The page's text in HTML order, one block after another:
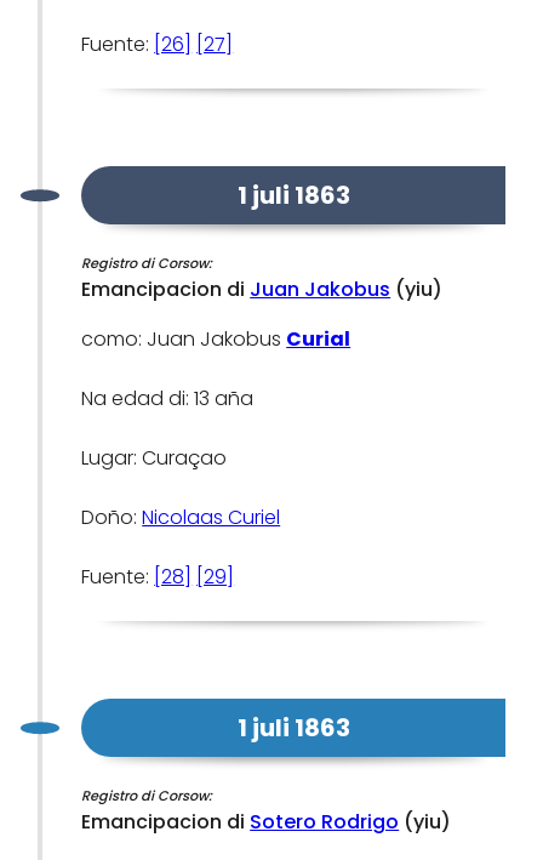
Fuente: [26] [27]
1 juli 1863
Registro di Corsow:
Emancipacion di Juan Jakobus (yiu)
como: Juan Jakobus Curial
Na edad di: 13 aña
Lugar: Curaçao
Doño:Nicolaas Curiel
Fuente: [28] [29]
1 juli 1863
Registro di Corsow:
Emancipacion di Sotero Rodrigo (yiu)